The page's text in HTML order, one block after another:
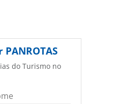
PANROTAS
do Turismo no